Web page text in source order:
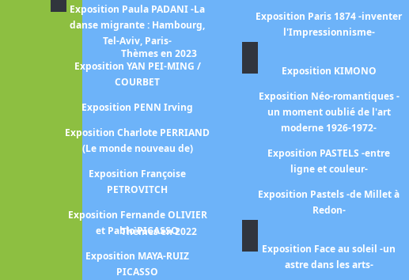
Exposition Paula PADANI -La
danse migrante : Hambourg,
Tel-Aviv, Paris-
Exposition YAN PEI-MING /
COURBET
Exposition PENN Irving
Exposition Charlote PERRIAND
(Le monde nouveau de)
Exposition Françoise
PETROVITCH
Exposition Fernande OLIVIER
et Pablo PICASSO
Exposition MAYA-RUIZ
PICASSO
Exposition Paris 1874 -inventer
l'Impressionnisme-
Thèmes en 2023
Exposition KIMONO
Exposition Néo-romantiques -
un moment oublié de l'art
moderne 1926-1972-
Exposition PASTELS -entre
ligne et couleur-
Exposition Pastels -de Millet à
Redon-
Thèmes en 2022
Exposition Face au soleil -un
astre dans les arts-